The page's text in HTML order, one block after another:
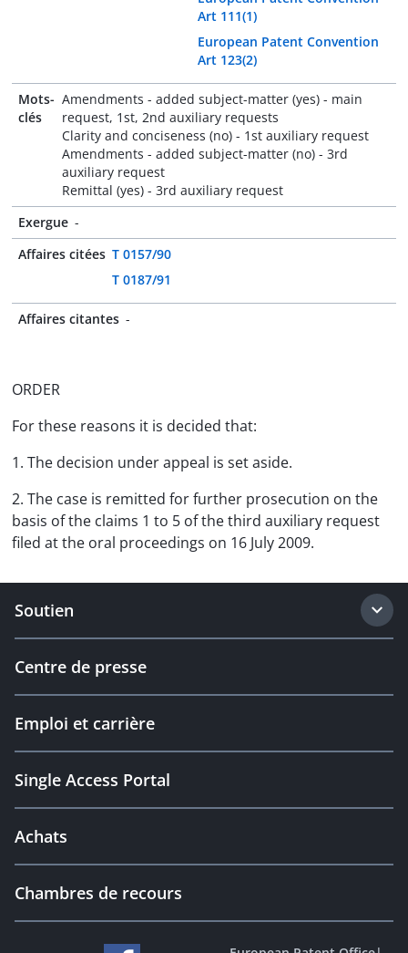
Art 111(1)
European Patent Convention
Art 123(2)
Mots-
clés
Amendments - added subject-matter (yes) - main
request, 1st, 2nd auxiliary requests
Clarity and conciseness (no) - 1st auxiliary request
Amendments - added subject-matter (no) - 3rd
auxiliary request
Remittal (yes) - 3rd auxiliary request
Exergue -
Affaires citées T 0157/90
T 0187/91
Affaires citantes -
ORDER
For these reasons it is decided that:
1. The decision under appeal is set aside.
2. The case is remitted for further prosecution on the
basis of the claims 1 to 5 of the third auxiliary request
filed at the oral proceedings on 16 July 2009.
Soutien
Centre de presse
Emploi et carrière
Single Access Portal
Achats
Chambres de recours